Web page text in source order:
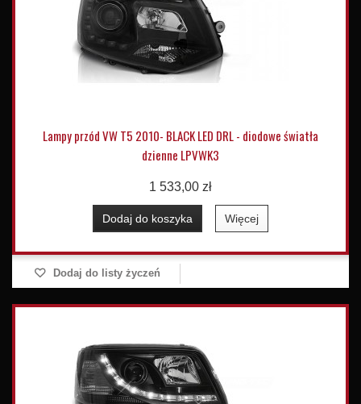
Lampy przód VW T5 2010- BLACK LED DRL - diodowe światła
dzienne LPVWK3
1 533,00 zł
Dodaj do koszyka Więcej
Dodaj do listy życzeń